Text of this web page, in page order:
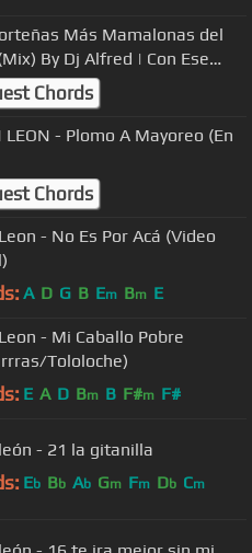
Más Mamalonas del
By Dj Alfred | Con Ese
Acurrucar, Tu, Basta...
Chords
LEON - Plomo A Mayoreo (En
Chords
- No Es Por Acá (Video
A D G B Em Bm E
- Mi Caballo Pobre
Tololoche)
E A D Bm B F#m F#
- 21 la gitanilla
Eb Bb Ab Gm Fm Db Cm